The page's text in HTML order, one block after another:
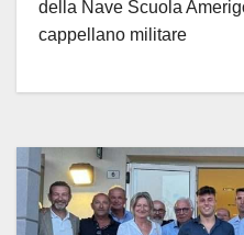
della Nave Scuola
cappellano militare